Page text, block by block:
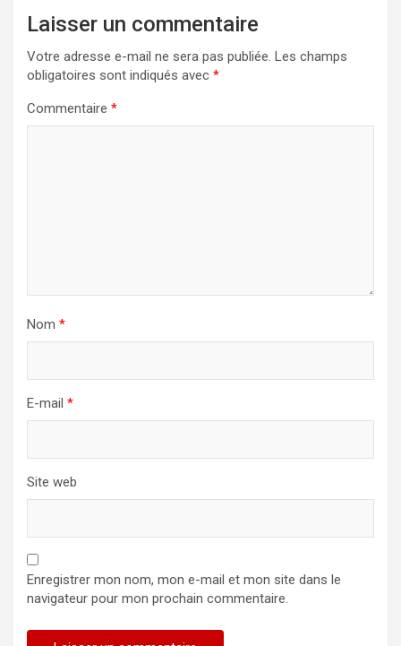
Laisser un commentaire
Votre adresse e-mail ne sera pas publiée. Les champs
obligatoires sont indiqués avec *
Commentaire *
Nom *
E-mail *
Site web
Enregistrer mon nom, mon e-mail et mon site dans le
navigateur pour mon prochain commentaire.